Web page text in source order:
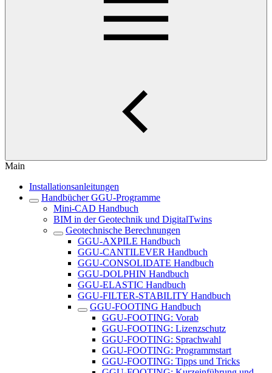
Main
Installationsanleitungen
Handbücher GGU-Programme
Mini-CAD Handbuch
BIM in der Geotechnik und DigitalTwins
Geotechnische Berechnungen
GGU-AXPILE Handbuch
GGU-CANTILEVER Handbuch
GGU-CONSOLIDATE Handbuch
GGU-DOLPHIN Handbuch
GGU-ELASTIC Handbuch
GGU-FILTER-STABILITY Handbuch
GGU-FOOTING Handbuch
GGU-FOOTING: Vorab
GGU-FOOTING: Lizenzschutz
GGU-FOOTING: Sprachwahl
GGU-FOOTING: Programmstart
GGU-FOOTING: Tipps und Tricks